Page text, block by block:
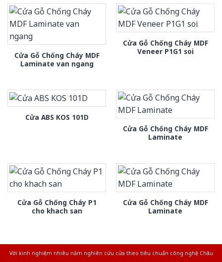
Cửa Gỗ Chống Cháy MDF
Laminate van ngang
Cửa Gỗ Chống Cháy MDF
Veneer P1G1 soi
Cửa ABS KOS 101D
Cửa Gỗ Chống Cháy MDF
Laminate
Cửa Gỗ Chống Cháy P1
cho khach san
Cửa Gỗ Chống Cháy MDF
Laminate
Với kinh nghiệm nhiêu năm nghiên cứu cửa theo tiêu chuẩn công nghệ Châu